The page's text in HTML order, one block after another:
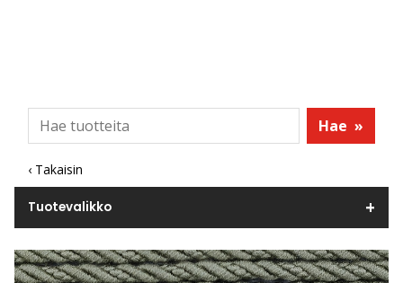
Hae »
‹ Takaisin
Tuotevalikko